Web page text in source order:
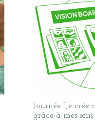
Journée “Je
grâce à mes